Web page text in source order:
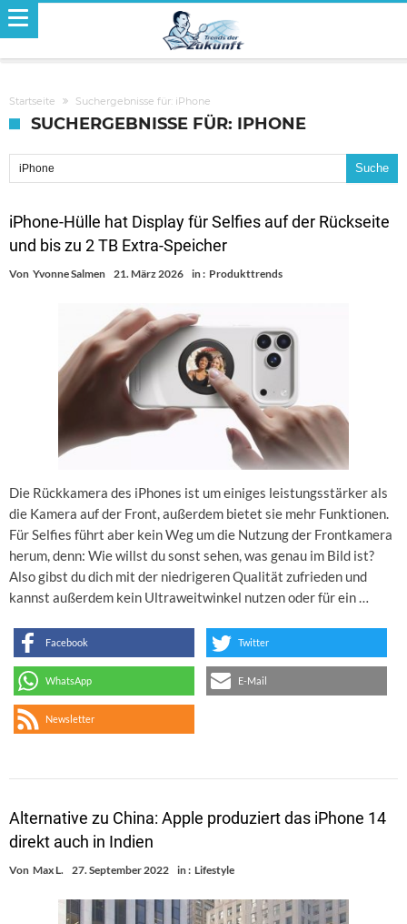
Startseite Suchergebnisse für: iPhone
SUCHERGEBNISSE FÜR: IPHONE
Suche nach:
iPhone-Hülle hat Display für Selfies auf der Rückseite
und bis zu 2 TB Extra-Speicher
Von Yvonne Salmen 21. März 2026 in : Produkttrends
Die Rückkamera des iPhones ist um einiges leistungsstärker als
die Kamera auf der Front, außerdem bietet sie mehr Funktionen.
Für Selfies führt aber kein Weg um die Nutzung der Frontkamera
herum, denn: Wie willst du sonst sehen, was genau im Bild ist?
Also gibst du dich mit der niedrigeren Qualität zufrieden und
kannst außerdem kein Ultraweitwinkel nutzen oder für ein …
Facebook Twitter
WhatsApp E-Mail
Newsletter
Alternative zu China: Apple produziert das iPhone 14
direkt auch in Indien
Von Max L. 27. September 2022 in : Lifestyle